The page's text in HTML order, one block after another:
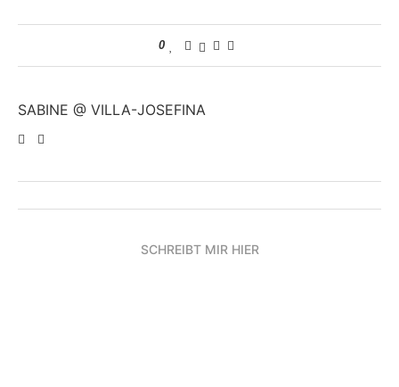
0
SABINE @ VILLA-JOSEFINA
SCHREIBT MIR HIER